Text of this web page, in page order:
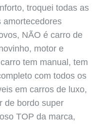
troquei todas as
amortecedores
NÃO é carro de
motor e
tem manual, tem
com todos os
em carros de luxo,
de bordo super
TOP da marca,